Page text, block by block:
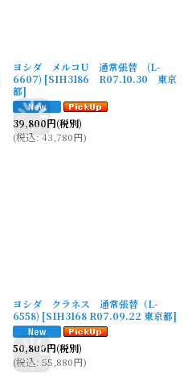
ヨシダ メルコU 通常張替 (L-
6607) [SIH3186 R07.10.30 東京
都]
39,800円(税別)
(税込:43,780円)
ヨシダ クラネス 通常張替（L-
6558) [SIH3168 R07.09.22 東京都]
50,800円(税別)
(税込: 55,880円)